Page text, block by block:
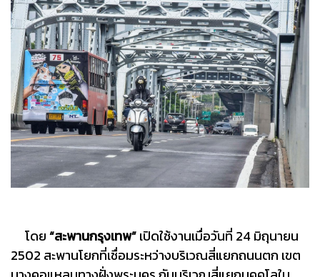
โดย“สะพานกรุงเทพ”เปิดใช้งานเมื่อวันที่ 24 มิถุนายน
2502 สะพานโยกที่เชื่อมระหว่างบริเวณสี่แยกถนนตก เขต